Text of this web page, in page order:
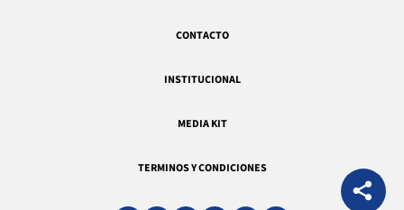
CONTACTO
INSTITUCIONAL
MEDIA KIT
TERMINOS Y CONDICIONES